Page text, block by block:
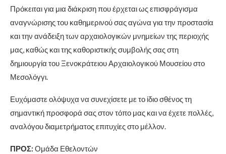
Πρόκειται για μια διάκριση που έρχεται ως επισφράγισμα
αναγνώρισης του καθημερινού σας αγώνα για την προστασία
και την ανάδειξη των αρχαιολογικών μνημείων της περιοχής
μας, καθώς και της καθοριστικής συμβολής σας στη
δημιουργία του Ξενοκράτειου Αρχαιολογικού Μουσείου στο
Μεσολόγγι.
Ευχόμαστε ολόψυχα να συνεχίσετε με το ίδιο σθένος τη
σημαντική προσφορά σας στον τόπο μας και να έχετε πολλές,
αναλόγου διαμετρήματος επιτυχίες στο μέλλον.
ΠΡΟΣ: Ομάδα Εθελοντών